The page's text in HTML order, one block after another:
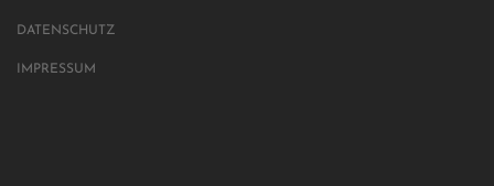
DATENSCHUTZ
IMPRESSUM